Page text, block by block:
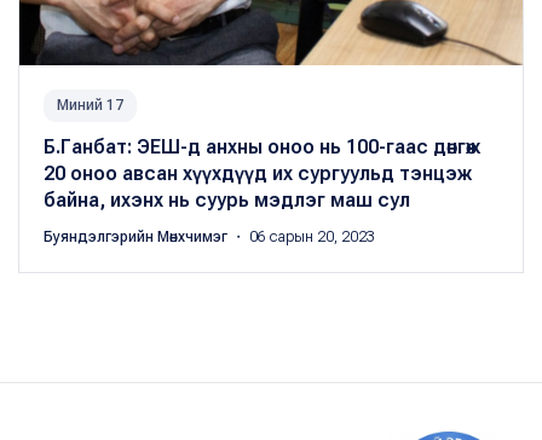
Миний 17
Б.Ганбат: ЭЕШ-д анхны оноо нь 100-гаас дөнгөж
20 оноо авсан хүүхдүүд их сургуульд тэнцэж
байна, ихэнх нь суурь мэдлэг маш сул
Буяндэлгэрийн Мөнхчимэг ・ 06 сарын 20, 2023